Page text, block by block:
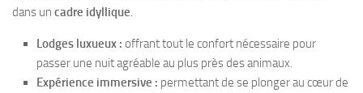
dans un cadre idyllique.
Lodges luxueux : offrant tout le confort nécessaire pour
passer une nuit agréable au plus près des animaux.
Expérience immersive : permettant de se plonger au cœur de